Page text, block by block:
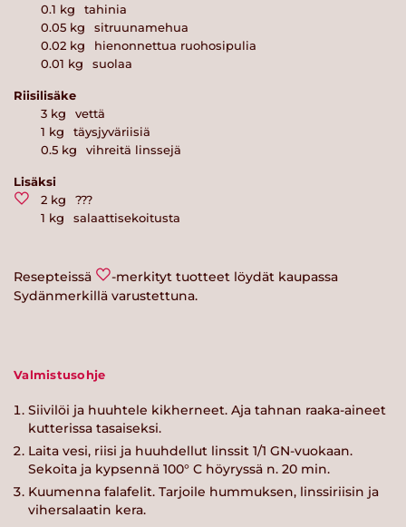
0.1 kg
tahinia
0.05 kg
sitruunamehua
0.02 kg
hienonnettua ruohosipulia
0.01 kg suolaa
Riisilisäke
3 kg
vettä
1 kg
täysjyväriisiä
0.5 kg vihreitä linssejä
Lisäksi
2 kg
???
1 kg salaattisekoitusta
Resepteissä
-merkityt tuotteet löydät kaupassa
Sydänmerkillä varustettuna.
Valmistusohje
Siivilöi ja huuhtele kikherneet. Aja tahnan raaka-aineet
kutterissa tasaiseksi.
Laita vesi, riisi ja huuhdellut linssit 1/1 GN-vuokaan.
Sekoita ja kypsennä 100° C höyryssä n. 20 min.
Kuumenna falafelit. Tarjoile hummuksen, linssiriisin ja
vihersalaatin kera.